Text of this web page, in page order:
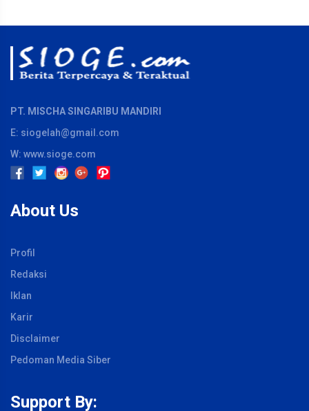
PT. MISCHA SINGARIBU MANDIRI
E: siogelah@gmail.com
W: www.sioge.com
About Us
Profil
Redaksi
Iklan
Karir
Disclaimer
Pedoman Media Siber
Support By: